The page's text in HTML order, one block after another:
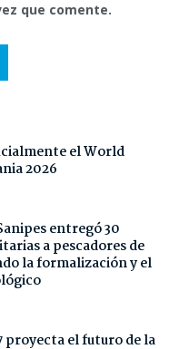
que comente.
el World
2026
entregó 30
a pescadores de
la formalización y el
proyecta el futuro de la